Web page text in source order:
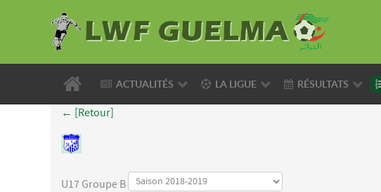
ACTUALITÉS LA LIGUE RÉSULTATS
← [Retour]
U17 Groupe B